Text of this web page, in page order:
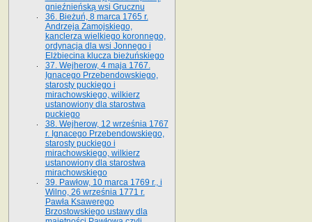
gnieźnieńską wsi Grucznu
36. Bieżuń, 8 marca 1765 r.
Andrzeja Zamojskiego,
kanclerza wielkiego koronnego,
ordynacja dla wsi Jonnego i
Elżbiecina klucza bieżuńskiego
37. Wejherow, 4 maja 1767.
Ignacego Przebendowskiego,
starosty puckiego i
mirachowskiego, wilkierz
ustanowiony dla starostwa
puckiego
38. Wejherow, 12 września 1767
r. Ignacego Przebendowskiego,
starosty puckiego i
mirachowskiego, wilkierz
ustanowiony dla starostwa
mirachowskiego
39. Pawłow, 10 marca 1769 r., i
Wilno, 26 września 1771 r.
Pawła Ksawerego
Brzostowskiego ustawy dla